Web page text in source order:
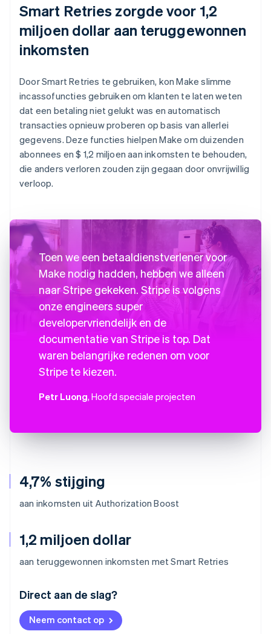
4,7% stijging
aan inkomsten uit Authorization Boost
1,2 miljoen dollar
aan teruggewonnen inkomsten met Smart Retries
Direct aan de slag?
Neem contact op
Smart Retries zorgde voor 1,2
miljoen dollar aan teruggewonnen
inkomsten
Door Smart Retries te gebruiken, kon Make slimme
incassofuncties gebruiken om klanten te laten weten
dat een betaling niet gelukt was en automatisch
transacties opnieuw proberen op basis van allerlei
gegevens. Deze functies hielpen Make om duizenden
abonnees en $ 1,2 miljoen aan inkomsten te behouden,
die anders verloren zouden zijn gegaan door onvrijwillig
verloop.
Toen we een betaaldienstverlener voor
Make nodig hadden, hebben we alleen
naar Stripe gekeken. Stripe is volgens
onze engineers super
developervriendelijk en de
documentatie van Stripe is top. Dat
waren belangrijke redenen om voor
Stripe te kiezen.
Petr Luong, Hoofd speciale projecten
Australië
English
België
NederlandsFrançais Deutsch